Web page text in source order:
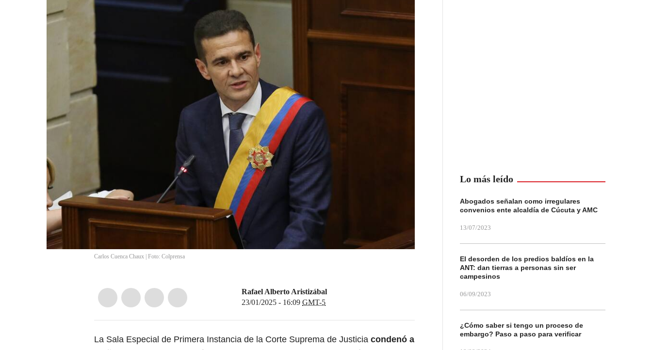
Carlos Cuenca Chaux | Foto: Colprensa
Rafael Alberto Aristizábal
23/01/2025 - 16:09 GMT-5
La Sala Especial de Primera Instancia de la Corte Suprema de Justicia condenó a
Lo más leído
Abogados señalan como irregulares
convenios ente alcaldía de Cúcuta y AMC
13/07/2023
El desorden de los predios baldíos en la
ANT: dan tierras a personas sin ser
campesinos
06/09/2023
¿Cómo saber si tengo un proceso de
embargo? Paso a paso para verificar